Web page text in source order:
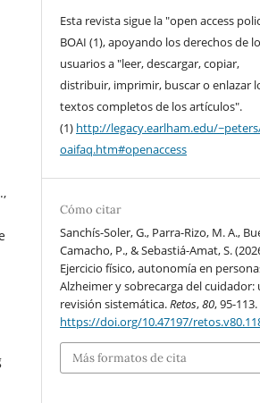
Esta revista sigue la "open access
BOAI (1), apoyando los derechos de
usuarios a "leer, descargar, copiar,
distribuir, imprimir, buscar o enlazar
textos completos de los artículos".
(1) http://legacy.earlham.edu/
oaifaq.htm#openaccess
Cómo citar
Sanchís-Soler, G., Parra-Rizo, M. A.,
Camacho, P., & Sebastiá-Amat, S.
Ejercicio físico, autonomía en
Alzheimer y sobrecarga del cuidador:
revisión sistemática.Retos,80, 95-113.
https://doi.org/10.47197/
Más formatos de cita